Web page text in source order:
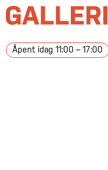
Åpent idag 11:00 – 17:00